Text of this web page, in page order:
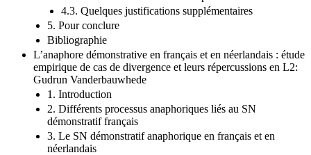
4.3. Quelques justifications supplémentaires
5. Pour conclure
Bibliographie
L’anaphore démonstrative en français et en néerlandais : étude
empirique de cas de divergence et leurs répercussions en L2:
Gudrun Vanderbauwhede
1. Introduction
2. Différents processus anaphoriques liés au SN
démonstratif français
3. Le SN démonstratif anaphorique en français et en
néerlandais